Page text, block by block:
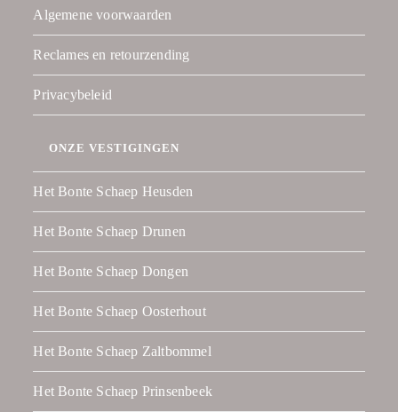
Algemene voorwaarden
Reclames en retourzending
Privacybeleid
ONZE VESTIGINGEN
Het Bonte Schaep Heusden
Het Bonte Schaep Drunen
Het Bonte Schaep Dongen
Het Bonte Schaep Oosterhout
Het Bonte Schaep Zaltbommel
Het Bonte Schaep Prinsenbeek